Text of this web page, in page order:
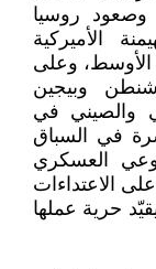
وصعود روسيا
الأميركية
وعلى
وبيجين
والصيني في
في السباق
العسكري
الاعتداءات
حرية عملها